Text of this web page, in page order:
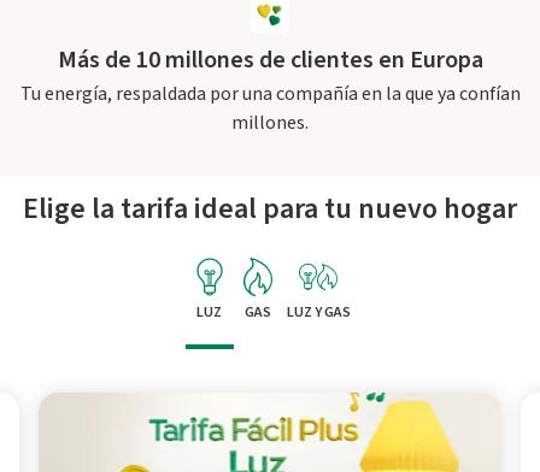
Más de 10 millones de clientes en Europa
Tu energía, respaldada por una compañía en la que ya confían
millones.
Elige la tarifa ideal para tu nuevo hogar
LUZ GAS LUZ Y GAS